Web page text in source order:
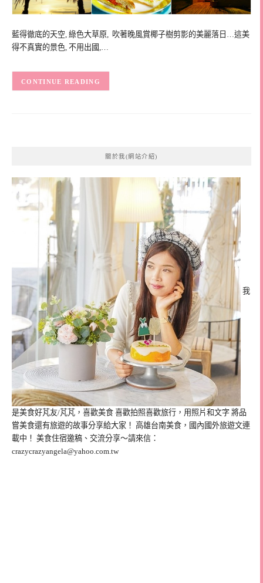
藍得徹底的天空, 綠色大草原, 吹著晚風賞椰子樹剪影的美麗落日…這美
得不真實的景色, 不用出國,…
CONTINUE READING
關於我(網站介紹)
我
是美食好芃友/芃芃，喜歡美食 喜歡拍照喜歡旅行，用照片和文字 將品
嘗美食還有旅遊的故事分享給大家！ 高雄台南美食，國內國外旅遊文連
載中！ 美食住宿邀稿、交流分享～請來信：
crazycrazyangela@yahoo.com.tw